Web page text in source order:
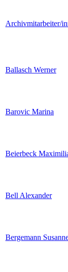
Archivmitarbeiter/
Ballasch Werner
Barovic Marina
Beierbeck
Bell Alexander
Bergemann